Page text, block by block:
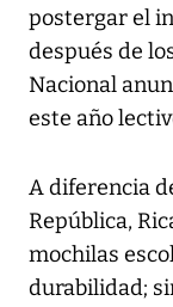
postergar el
después de
Nacional
este año
A diferencia
República,
mochilas
durabilidad;